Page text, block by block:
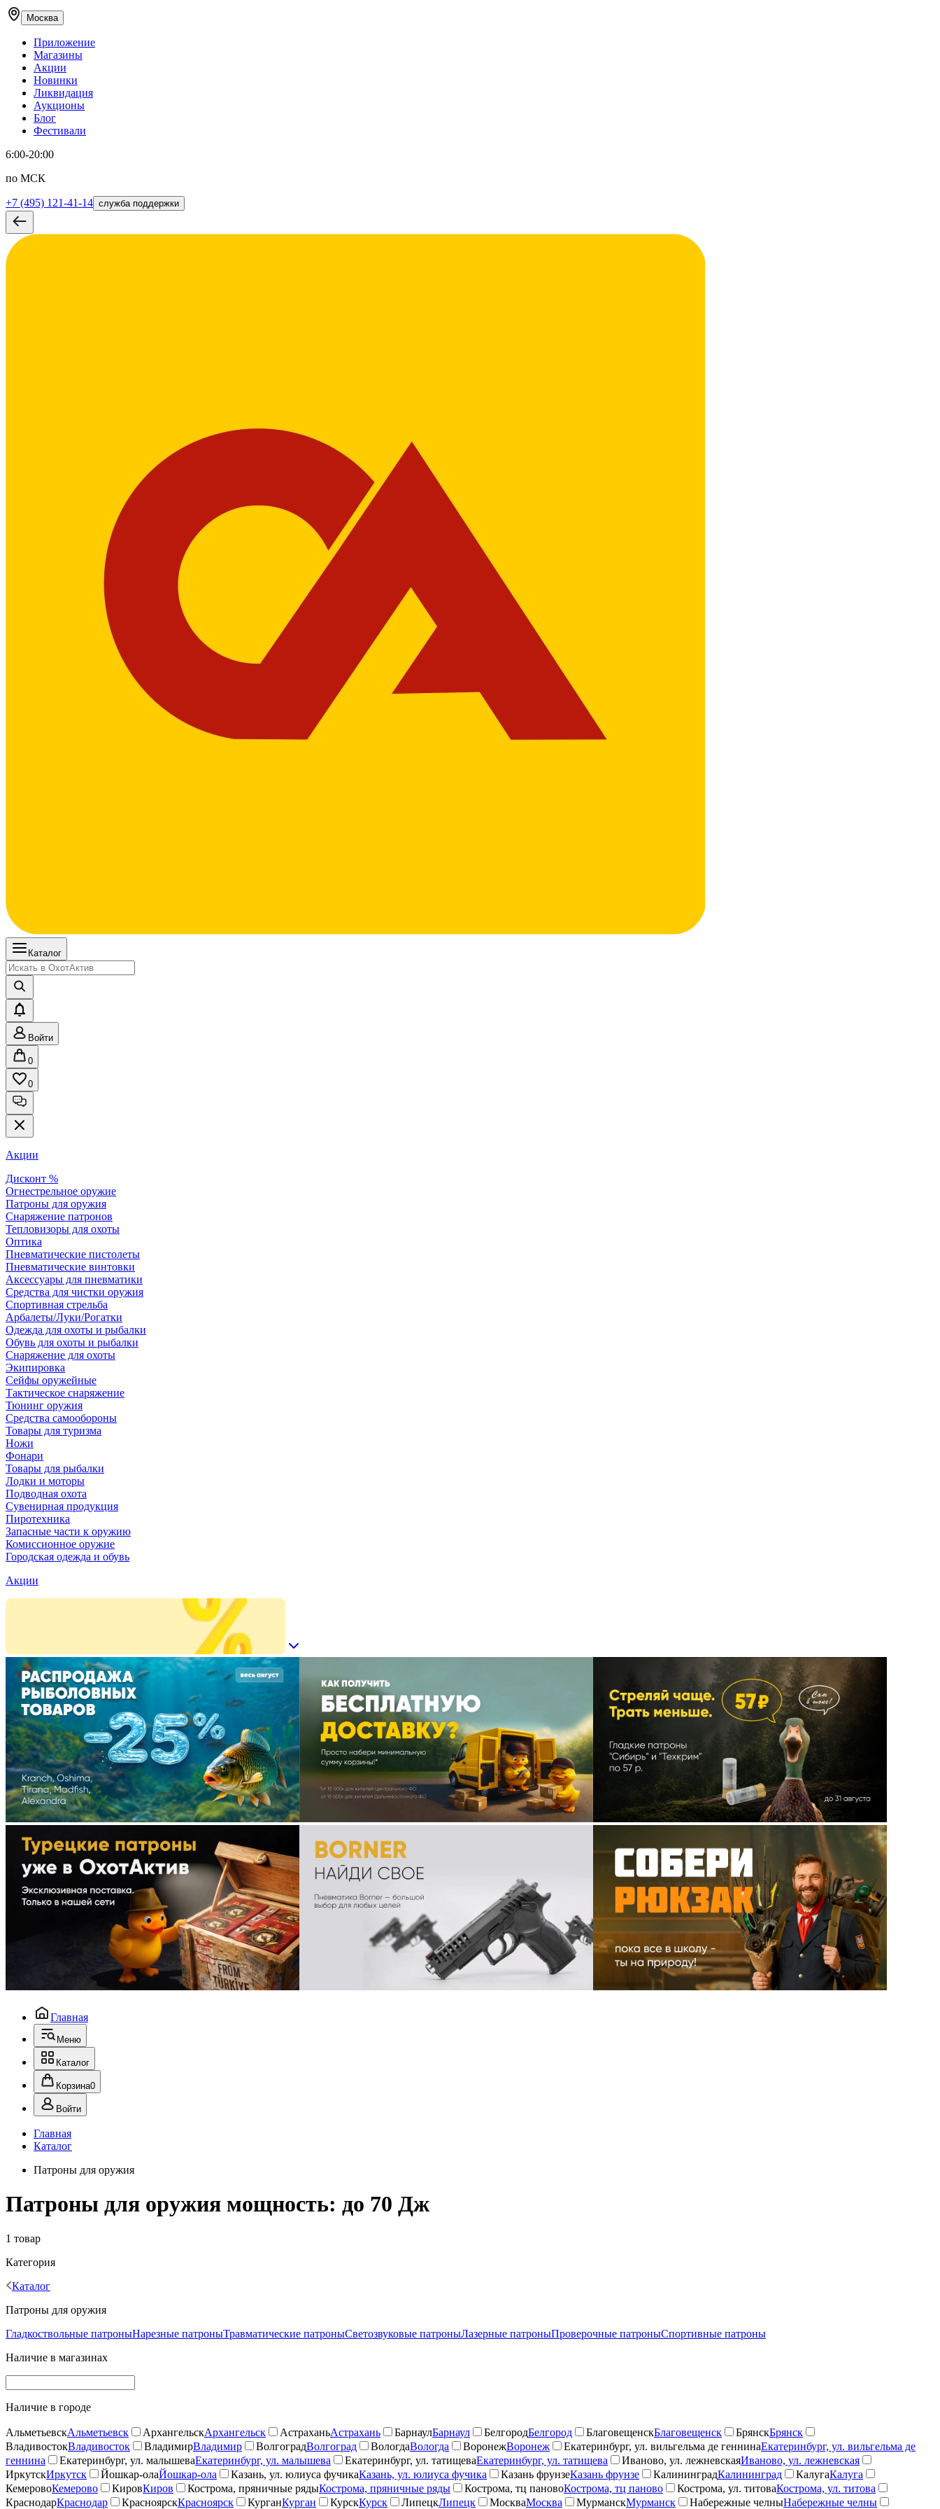
Москва
Приложение
Магазины
Акции
Новинки
Ликвидация
Аукционы
Блог
Фестивали
6:00-20:00
по МСК
+7 (495) 121-41-14 служба поддержки
Каталог
Войти
0
0
Акции
Дисконт %
Огнестрельное оружие
Патроны для оружия
Снаряжение патронов
Тепловизоры для охоты
Оптика
Пневматические пистолеты
Пневматические винтовки
Аксессуары для пневматики
Средства для чистки оружия
Спортивная стрельба
Арбалеты/Луки/Рогатки
Одежда для охоты и рыбалки
Обувь для охоты и рыбалки
Снаряжение для охоты
Экипировка
Сейфы оружейные
Тактическое снаряжение
Тюнинг оружия
Средства самообороны
Товары для туризма
Ножи
Фонари
Товары для рыбалки
Лодки и моторы
Подводная охота
Сувенирная продукция
Пиротехника
Запасные части к оружию
Комиссионное оружие
Городская одежда и обувь
Акции
Главная
Меню
Каталог
Корзина0
Войти
Главная
Каталог
Патроны для оружия
Патроны для оружия мощность: до 70 Дж
1 товар
Категория
Каталог
Патроны для оружия
Гладкоствольные патроныНарезные патроныТравматические патроныСветозвуковые патроныЛазерные патроныПроверочные патроныСпортивные патроны
Наличие в магазинах
Наличие в городе
АльметьевскАльметьевск АрхангельскАрхангельск АстраханьАстрахань БарнаулБарнаул БелгородБелгород БлаговещенскБлаговещенск БрянскБрянск
ВладивостокВладивосток ВладимирВладимир ВолгоградВолгоград ВологдаВологда ВоронежВоронеж Екатеринбург, ул. вильгельма де геннинаЕкатеринбург, ул. вильгельма де
геннина
Екатеринбург, ул. малышеваЕкатеринбург, ул. малышева Екатеринбург, ул. татищеваЕкатеринбург, ул. татищева Иваново, ул. лежневскаяИваново, ул. лежневская
ИркутскИркутск Йошкар-олаЙошкар-ола Казань, ул. юлиуса фучикаКазань, ул. юлиуса фучика Казань фрунзеКазань фрунзе КалининградКалининград КалугаКалуга
КемеровоКемерово КировКиров Кострома, пряничные рядыКострома, пряничные ряды Кострома, тц пановоКострома, тц паново Кострома, ул. титоваКострома, ул. титова
КраснодарКраснодар КрасноярскКрасноярск КурганКурган КурскКурск ЛипецкЛипецк МоскваМосква МурманскМурманск Набережные челныНабережные челны